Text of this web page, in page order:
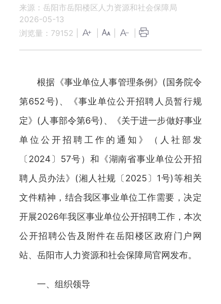
来源：岳阳市岳阳楼区人力资源和社会保障局
2026-05-13
浏览量： 79152
根据《事业单位人事管理条例》(国务院令
第652号)、《事业单位公开招聘人员暂行规
定》(人事部令第6号)、《关于进一步做好事业
单位公开招聘工作的通知》（人社部发
〔2024〕57号）和《湖南省事业单位公开招
聘人员办法》(湘人社规〔2025〕1号)等相关
文件精神，结合我区事业单位工作需要，决定
开展2026年我区事业单位公开招聘工作，本次
公开招聘公告及附件在岳阳楼区政府门户网
站、岳阳市人力资源和社会保障局官网发布。
一、组织领导